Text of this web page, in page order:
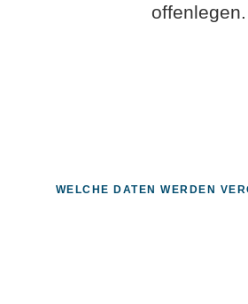
offenlegen.
WELCHE DATEN WERDEN